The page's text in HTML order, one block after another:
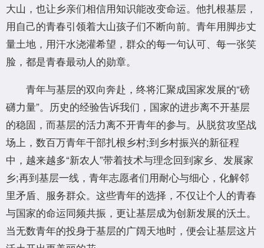
大山，也让乡亲们相信用知识能改变命运。他扎根基层，
用自己的青春引领着大山孩子们不断向前。青年用脚步丈
量土地，用汗水浇灌希望，群众的每一句认可、每一张笑
脸，都是青春最动人的勋章。
青年与基层的双向奔赴，终将汇聚成国家发展的“磅
礴力量”。历史的经验告诉我们，国家的进步离不开基层
的稳固，而基层的活力离不开青年的参与。从脱贫攻坚战
场上，数百万青年干部扎根乡村;到乡村振兴的新征程
中，越来越多“新农人”带着技术与理念回到家乡、发展家
乡;再到基层一线，青年志愿者们用耐心与细心，化解邻
里矛盾、服务群众。这些青年的选择，不仅让个人的青春
与国家的命运同频共振，更让基层成为创新发展的沃土。
当无数青年的投身于基层的广阔天地时，便会让基层这片